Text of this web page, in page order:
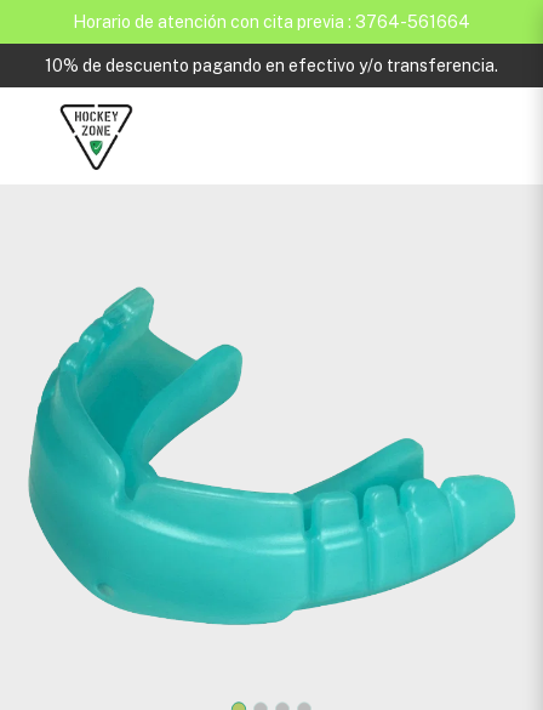
Horario de atención con cita previa : 3764-561664
10% de descuento pagando en efectivo y/o transferencia.